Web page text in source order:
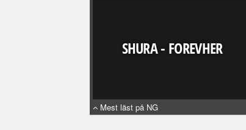
SHURA - FOREVHER
Mest läst på NG